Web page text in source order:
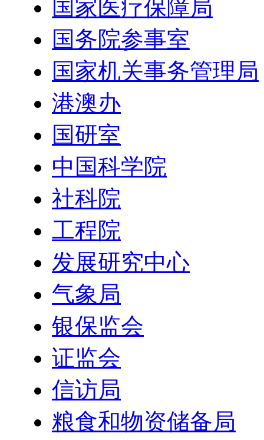
国家医疗保障局
国务院参事室
国家机关事务管理局
港澳办
国研室
中国科学院
社科院
工程院
发展研究中心
气象局
银保监会
证监会
信访局
粮食和物资储备局